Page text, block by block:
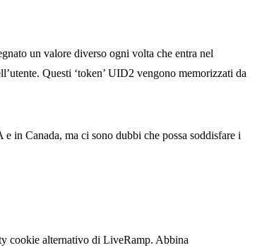
un valore diverso ogni volta che entra nel
Questi ‘token’ UID2 vengono memorizzati da
in Canada, ma ci sono dubbi che possa soddisfare i
cookie alternativo di LiveRamp. Abbina